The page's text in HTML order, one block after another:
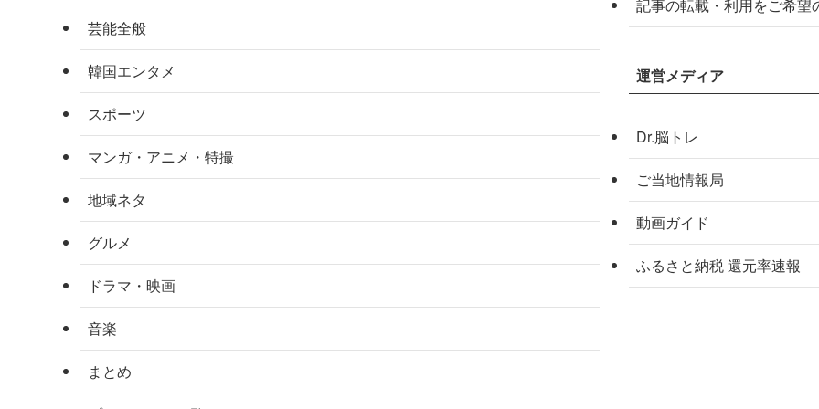
芸能全般
韓国エンタメ
スポーツ
マンガ・アニメ・特撮
地域ネタ
グルメ
ドラマ・映画
音楽
まとめ
記事の転載・利用をご希望
運営メディア
Dr.脳トレ
ご当地情報局
動画ガイド
ふるさと納税 還元率速報